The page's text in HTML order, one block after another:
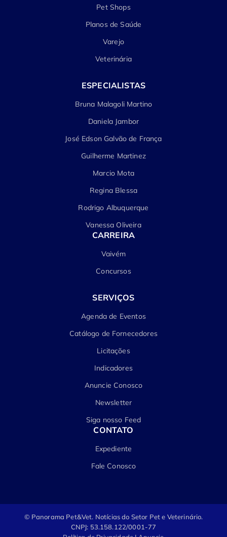
Pet Shops
Planos de Saúde
Varejo
Veterinária
ESPECIALISTAS
Bruna Malagoli Martino
Daniela Jambor
José Edson Galvão de França
Guilherme Martinez
Marcio Mota
Regina Blessa
Rodrigo Albuquerque
Vanessa Oliveira
CARREIRA
Vaivém
Concursos
SERVIÇOS
Agenda de Eventos
Catálogo de Fornecedores
Licitações
Indicadores
Anuncie Conosco
Newsletter
Siga nosso Feed
CONTATO
Expediente
Fale Conosco
© Panorama Pet&Vet. Notícias do Setor Pet e Veterinário.
CNPJ: 53.158.122/0001-77